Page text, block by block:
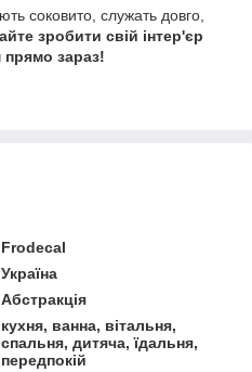
соковито, служать довго,
зробити свій інтер'єр
прямо зараз!
Frodecal
Україна
Абстракція
кухня, ванна, вітальня,
спальня, дитяча, їдальня,
передпокій